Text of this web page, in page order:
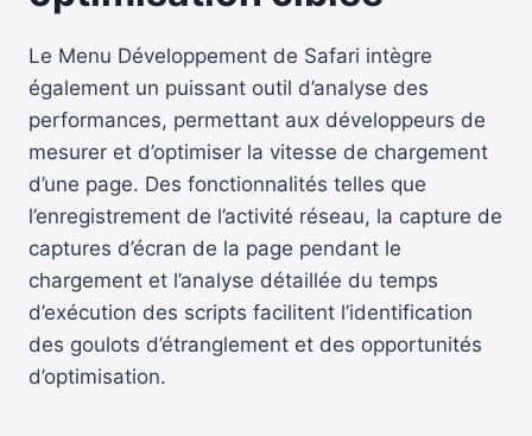
Le Menu Développement de Safari intègre
également un puissant outil d’analyse des
performances, permettant aux développeurs de
mesurer et d’optimiser la vitesse de chargement
d’une page. Des fonctionnalités telles que
l’enregistrement de l’activité réseau, la capture de
captures d’écran de la page pendant le
chargement et l’analyse détaillée du temps
d’exécution des scripts facilitent l’identification
des goulots d’étranglement et des opportunités
d’optimisation.